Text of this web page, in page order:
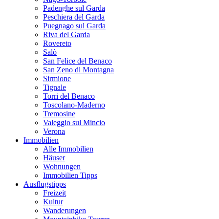
Padenghe sul Garda
Peschiera del Garda
Puegnago sul Garda
Riva del Garda
Rovereto
Salò
San Felice del Benaco
San Zeno di Montagna
Sirmione
Tignale
Torri del Benaco
Toscolano-Maderno
Tremosine
Valeggio sul Mincio
Verona
Immobilien
Alle Immobilien
Häuser
Wohnungen
Immobilien Tipps
Ausflugstipps
Freizeit
Kultur
Wanderungen